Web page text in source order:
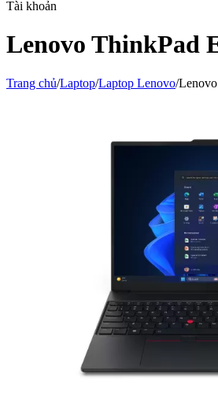
Tài khoản
Lenovo ThinkPad
Trang chủ/Laptop/Laptop Lenovo/